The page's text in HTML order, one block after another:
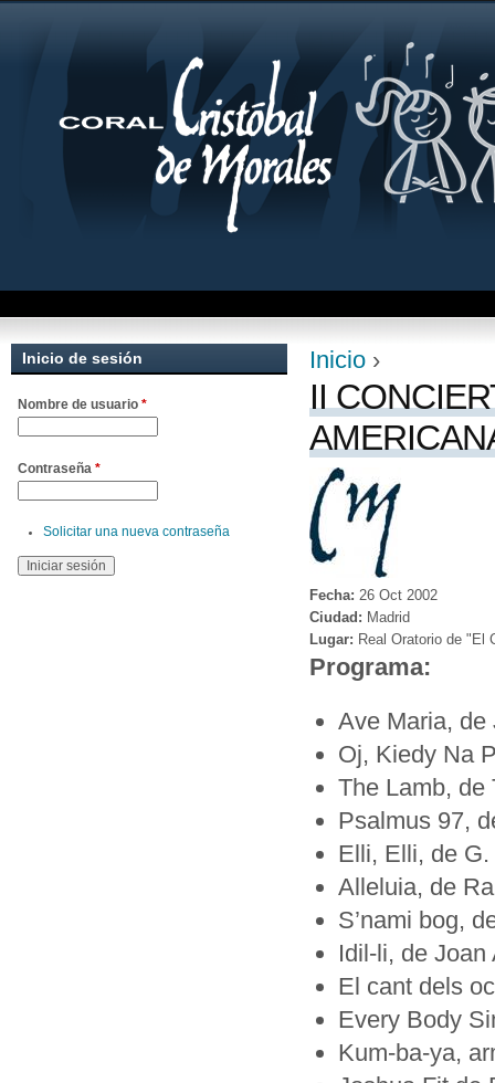
Se encuentra
Inicio ›
II
Fecha: 26 Oct 2002
Ciudad: Madrid
Lugar: Real Oratorio de "El
Programa:
Ave Maria, de
Oj, Kiedy Na
The Lamb, de
Psalmus 97,
Elli, Elli, de
Alleluia, de
S’nami bog,
Idil-li, de Joan
El cant dels
Every Body
Kum-ba-ya,
Inicio de sesión
Nombre de usuario *
Contraseña *
Solicitar una nueva contraseña